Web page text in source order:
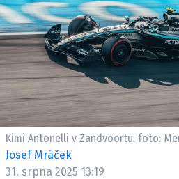
PROFILY
OSTATNÍ
SLEDUJTE NÁS NA|
ETICKÝ
Kimi Antonelli v Zandvoortu, foto:
Josef Mráček
31. srpna 2025 13:19